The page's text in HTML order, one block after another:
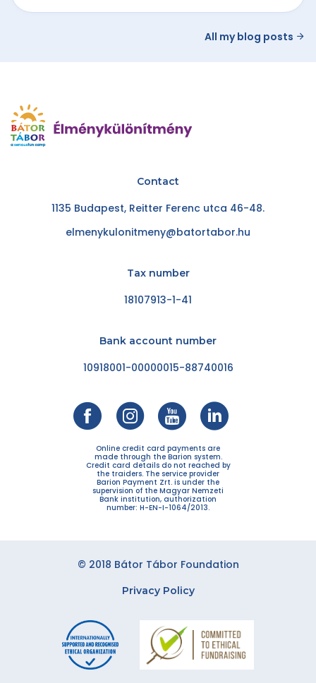
All my blog posts
Contact
1135 Budapest, Reitter Ferenc utca 46-48.
elmenykulonitmeny@batortabor.hu
Tax number
18107913-1-41
Bank account number
10918001-00000015-88740016
Online credit card payments are
made through the Barion system.
Credit card details do not reached by
the traiders. The service provider
Barion Payment Zrt. is under the
supervision of the Magyar Nemzeti
Bank institution, authorization
number: H-EN-I-1064/2013.
© 2018 Bátor Tábor Foundation
Privacy Policy